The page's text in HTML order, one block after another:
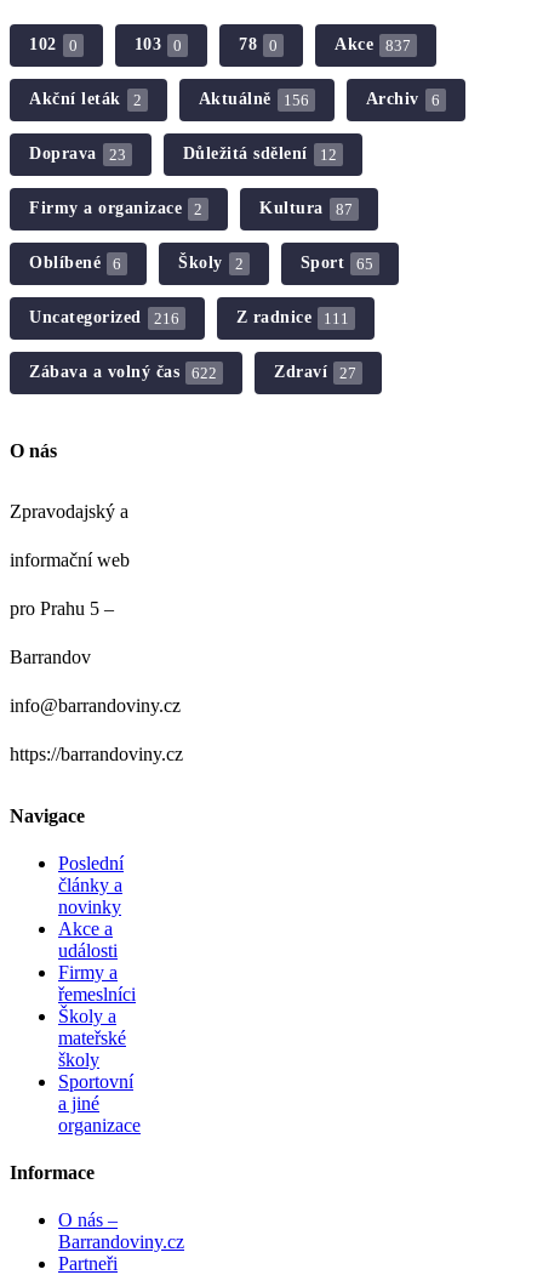
102 0 103 0 78 0 Akce 837
Akční leták 2 Aktuálně 156 Archiv 6
Doprava 23 Důležitá sdělení 12
Firmy a organizace 2 Kultura 87
Oblíbené 6 Školy 2 Sport 65
Uncategorized 216 Z radnice 111
Zábava a volný čas 622 Zdraví 27
O nás
Zpravodajský a
informační web
pro Prahu 5 –
Barrandov
info@barrandoviny.cz
https://barrandoviny.cz
Navigace
Poslední
články a
novinky
Akce a
události
Firmy a
řemeslníci
Školy a
mateřské
školy
Sportovní
a jiné
organizace
Informace
O nás –
Barrandoviny.cz
Partneři